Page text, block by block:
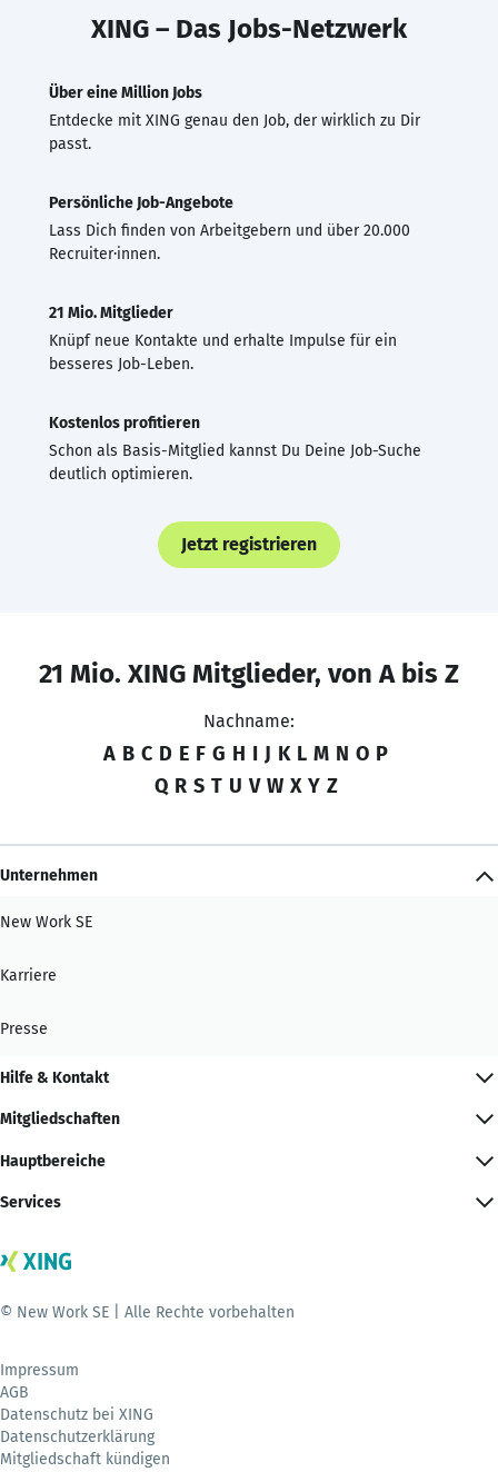
XING – Das Jobs-Netzwerk
Über eine Million Jobs
Entdecke mit XING genau den Job, der wirklich zu Dir
passt.
Persönliche Job-Angebote
Lass Dich finden von Arbeitgebern und über 20.000
Recruiter·innen.
21 Mio. Mitglieder
Knüpf neue Kontakte und erhalte Impulse für ein
besseres Job-Leben.
Kostenlos profitieren
Schon als Basis-Mitglied kannst Du Deine Job-Suche
deutlich optimieren.
Jetzt registrieren
21 Mio. XING Mitglieder, von A bis Z
Nachname:
A B C D E F G H I J K L M N O P
Q R S T U V W X Y Z
Unternehmen
New Work SE
Karriere
Presse
Hilfe & Kontakt
Mitgliedschaften
Hauptbereiche
Services
© New Work SE | Alle Rechte vorbehalten
Impressum
AGB
Datenschutz bei XING
Datenschutzerklärung
Mitgliedschaft kündigen